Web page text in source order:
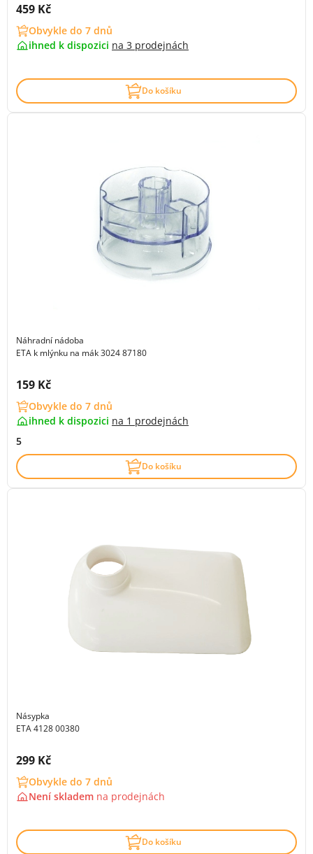
Cena s DPH:
459 Kč
Obvykle do 7 dnů
ihned k dispozici na 3 prodejnách
Do košíku
Náhradní nádoba
ETA k mlýnku na mák 3024 87180
Cena s DPH:
159 Kč
Obvykle do 7 dnů
ihned k dispozici na 1 prodejnách
5
Do košíku
Násypka
ETA 4128 00380
Cena s DPH:
299 Kč
Obvykle do 7 dnů
Není skladem na prodejnách
Do košíku